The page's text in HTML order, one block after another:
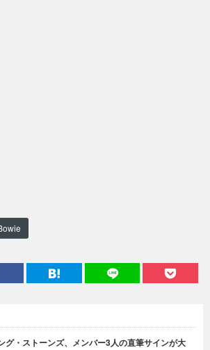
グ・ストーンズ、メンバー3人の直筆サインが大